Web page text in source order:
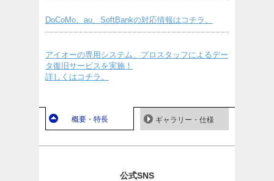
DoCoMo、au、SoftBankの対応情報はコチラ。
アイオーの専用システム、プロスタッフによるデー
タ復旧サービスを実施！
詳しくはコチラ。
概要・特長 ギャラリー・仕様
公式SNS